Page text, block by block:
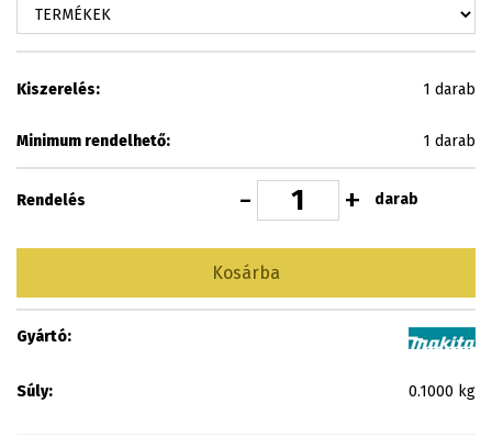
Kiszerelés: 1 darab
Minimum rendelhető: 1 darab
Rendelés - + darab
Kosárba
Gyártó:
Súly: 0.1000 kg